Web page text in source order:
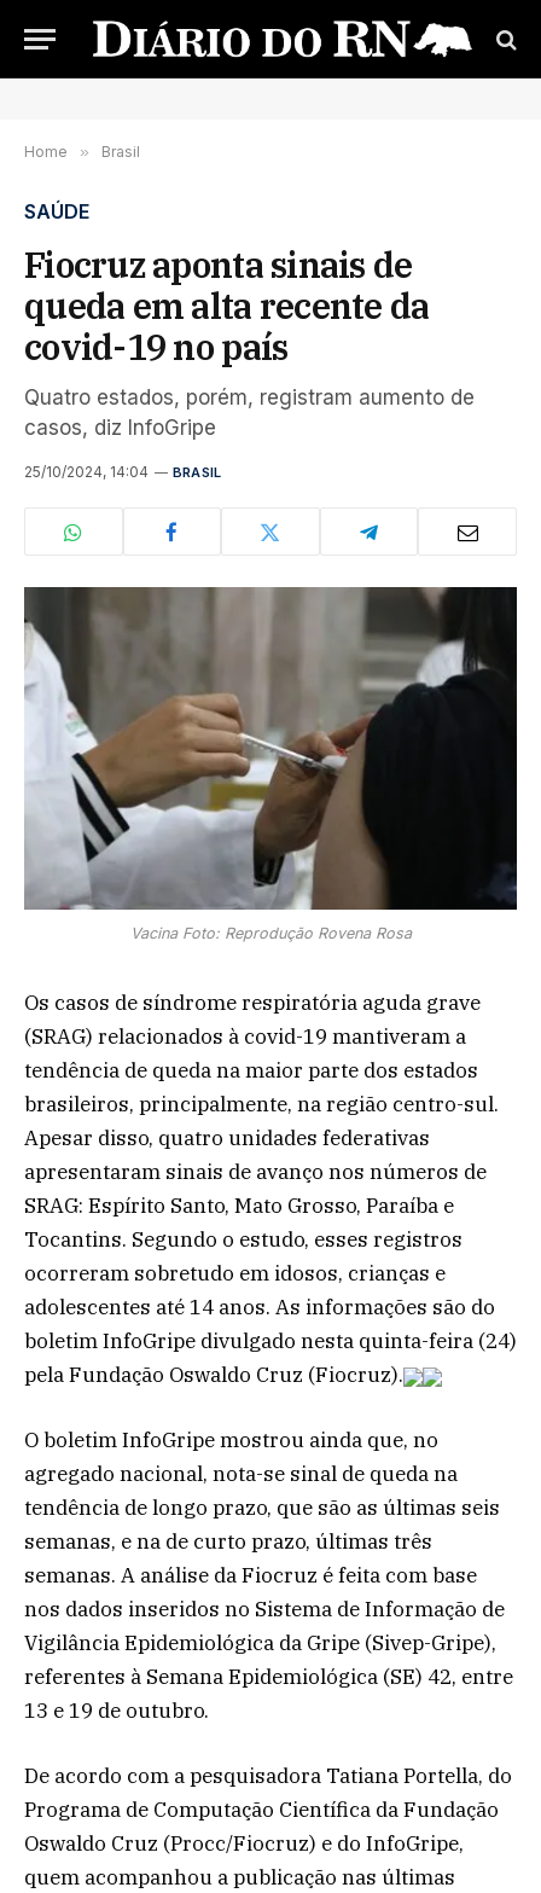
Home » Brasil
SAÚDE
Fiocruz aponta sinais de
queda em alta recente da
covid-19 no país
Quatro estados, porém, registram aumento de
casos, diz InfoGripe
25/10/2024, 14:04 BRASIL
Vacina Foto: Reprodução Rovena Rosa
Os casos de síndrome respiratória aguda grave
(SRAG) relacionados à covid-19 mantiveram a
tendência de queda na maior parte dos estados
brasileiros, principalmente, na região centro-sul.
Apesar disso, quatro unidades federativas
apresentaram sinais de avanço nos números de
SRAG: Espírito Santo, Mato Grosso, Paraíba e
Tocantins. Segundo o estudo, esses registros
ocorreram sobretudo em idosos, crianças e
adolescentes até 14 anos. As informações são do
boletim InfoGripe divulgado nesta quinta-feira (24)
pela Fundação Oswaldo Cruz (Fiocruz).
O boletim InfoGripe mostrou ainda que, no
agregado nacional, nota-se sinal de queda na
tendência de longo prazo, que são as últimas seis
semanas, e na de curto prazo, últimas três
semanas. A análise da Fiocruz é feita com base
nos dados inseridos no Sistema de Informação de
Vigilância Epidemiológica da Gripe (Sivep-Gripe),
referentes à Semana Epidemiológica (SE) 42, entre
13 e 19 de outubro.
De acordo com a pesquisadora Tatiana Portella, do
Programa de Computação Científica da Fundação
Oswaldo Cruz (Procc/Fiocruz) e do InfoGripe,
quem acompanhou a publicação nas últimas